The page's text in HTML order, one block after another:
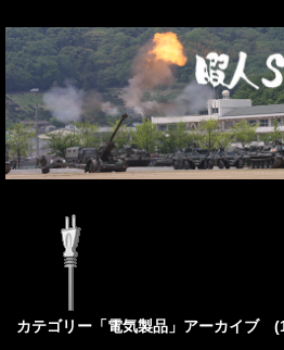
カテゴリー「電気製品」アーカイブ